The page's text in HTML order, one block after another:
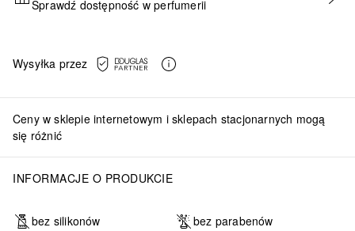
Sprawdź dostępność w perfumerii
Wysyłka przez
Ceny w sklepie internetowym i sklepach stacjonarnych mogą
się różnić
INFORMACJE O PRODUKCIE
bez silikonów
bez parabenów